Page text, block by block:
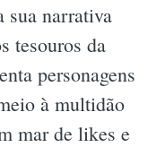
sua narrativa
tesouros da
personagens
à multidão
mar de likes e